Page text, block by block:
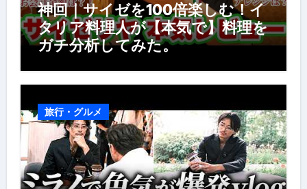
神回｜サイゼを100倍楽しむ！イ
タリア料理人が【本気で】料理を
ガチ分析してみた。
旅行・グルメ